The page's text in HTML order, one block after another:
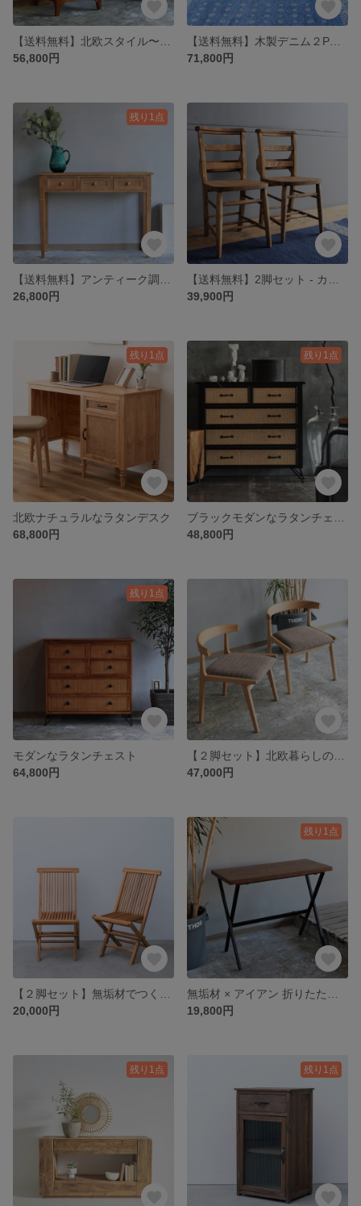
56,800円
71,800円
残り1点
26,800円
39,900円
残り1点
北欧ナチュラルなラタンデスク
68,800円
残り1点
48,800円
残り1点
モダンなラタンチェスト
64,800円
47,000円
20,000円
残り1点
19,800円
残り1点 残り1点